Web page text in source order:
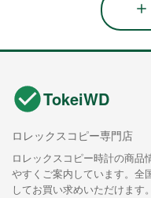
TokeiWD
ロレックスコピー専門店
ロレックスコピー時計の商品
やすくご案内しています。全
してお買い求めいただけます。